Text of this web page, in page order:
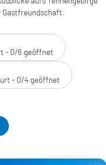
Gastfreundschaft.
- 0/6 geöffnet
- 0/4 geöffnet